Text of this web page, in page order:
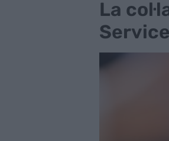
La